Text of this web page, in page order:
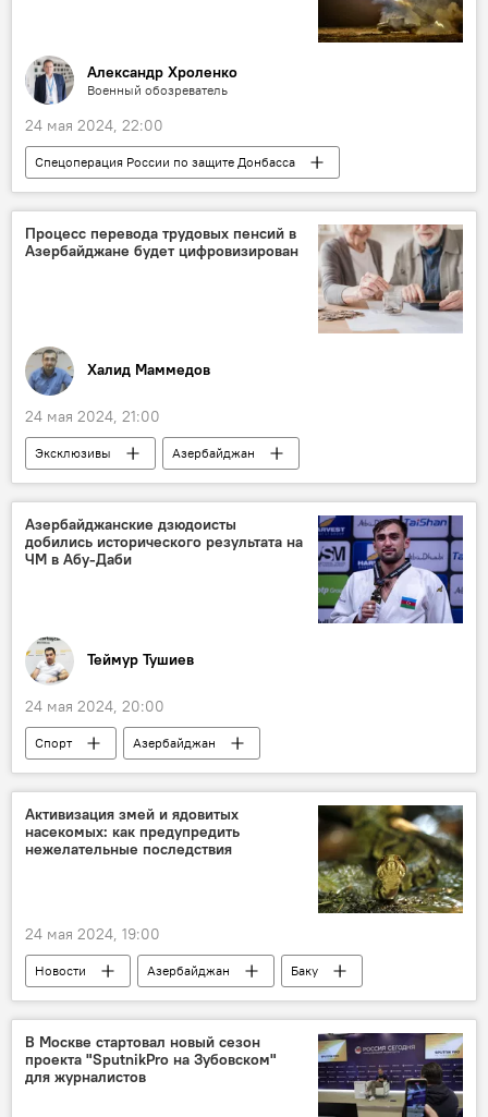
Александр Хроленко
Военный обозреватель
24 мая 2024, 22:00
Спецоперация России по защите Донбасса
Россия
Украина
Спецоперация
НАТО
оружие вооружение
Процесс перевода трудовых пенсий в
Азербайджане будет цифровизирован
Халид Маммедов
24 мая 2024, 21:00
Эксклюзивы
Азербайджан
Общество
Министерство труда и социальной защиты населения АР
пенсии
перевод
цифровизация
Азербайджанские дзюдоисты
добились исторического результата на
ЧМ в Абу-Даби
Теймур Тушиев
24 мая 2024, 20:00
Спорт
Азербайджан
чемпион мира
Дзюдо
сборная Азербайджана
ОАЭ
Зелим Коцоев
Первый вице-президент Азербайджана Мехрибан Алиева
Активизация змей и ядовитых
насекомых: как предупредить
нежелательные последствия
24 мая 2024, 19:00
Новости Азербайджан
Баку
Sputnik Азербайджан
Пресс-центр
анонс
Укусы животными
Насекомые
В Москве стартовал новый сезон
проекта "SputnikPro на Зубовском"
для журналистов